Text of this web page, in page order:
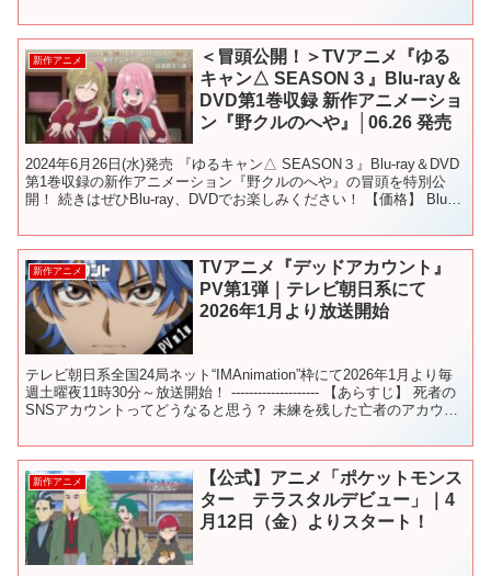
新作アニメ
＜冒頭公開！＞TVアニメ『ゆる
キャン△ SEASON３』Blu-ray＆
DVD第1巻収録 新作アニメーショ
ン『野クルのへや』│06.26 発売
2024年6月26日(水)発売 『ゆるキャン△ SEASON３』Blu-ray＆DVD
第1巻収録の新作アニメーション『野クルのへや』の冒頭を特別公
開！ 続きはぜひBlu-ray、DVDでお楽しみください！ 【価格】 Blu-
新作アニメ
TVアニメ『デッドアカウント』
PV第1弾｜テレビ朝日系にて
2026年1月より放送開始
テレビ朝日系全国24局ネット“IMAnimation”枠にて2026年1月より毎
週土曜夜11時30分～放送開始！ -------------------- 【あらすじ】 死者の
SNSアカウントってどうなると思う？ 未練を残した亡者のアカウ
新作アニメ
【公式】アニメ「ポケットモンス
ター テラスタルデビュー」｜4
月12日（金）よりスタート！